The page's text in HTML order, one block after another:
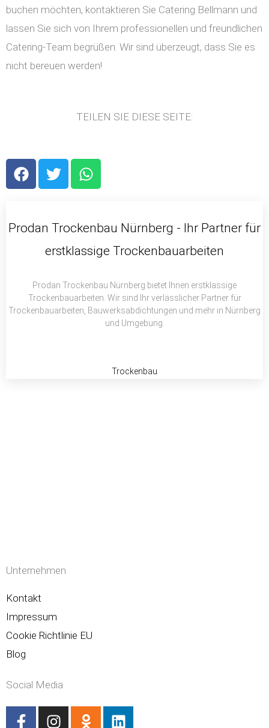
buchen möchten, kontaktieren Sie Catering Bellmann und
lassen Sie sich von Ihrem professionellen und freundlichen
Catering-Team begrüßen. Wir sind überzeugt, dass Sie es
nicht bereuen werden!
TEILEN SIE DIESE SEITE:
F
a
b
T
w
t
r
W
h
s
p
Prodan Trockenbau Nürnberg - Ihr Partner für
erstklassige Trockenbauarbeiten
Prodan Trockenbau Nürnberg bietet Ihnen erstklassige
Trockenbauarbeiten. Wir sind Ihr verlässlicher Partner für
Trockenbauarbeiten, Bauwerksabdichtungen und mehr in Nürnberg
und Umgebung.
Trockenbau
Unternehmen
Kontakt
Impressum
Cookie Richtlinie EU
Blog
Social Media
F
I
O
L